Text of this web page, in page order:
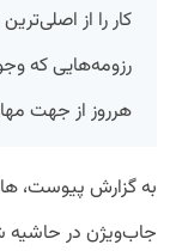
کار را از
رزومه‌هایی که
هرروز از جهت
به گزارش پیوست،
جاب‌ویژن در حاشیه